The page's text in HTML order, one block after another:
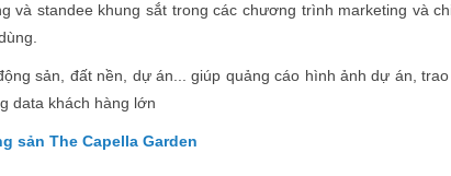
và standee khung sắt trong các chương trình marketing và
sản, đất nền, dự án... giúp quảng cáo hình ảnh dự án,
data khách hàng lớn
sản The Capella Garden